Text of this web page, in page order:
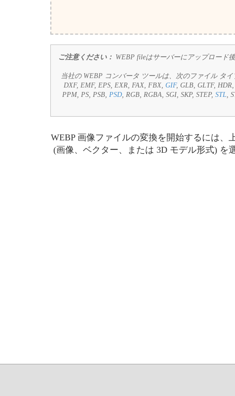
ご注意ください： WEBP fileはサーバーにアップロード
当社の WEBP コンバータ ツールは、次のファイル タ
DXF, EMF, EPS, EXR, FAX, FBX, GIF, GLB, GLTF,
PPM, PS, PSB, PSD, RGB, RGBA, SGI, SKP, STEP, STL,
WEBP 画像ファイルの変換を開始するには
(画像、ベクター、または 3D モデル形式) を